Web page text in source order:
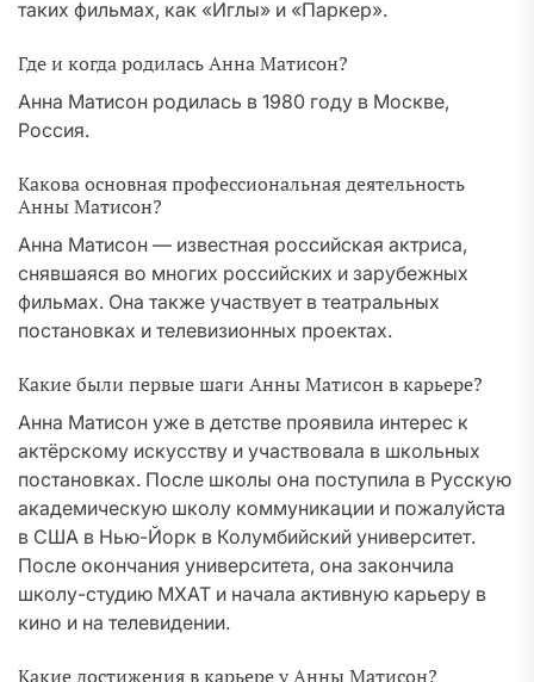
таких фильмах, как «Иглы» и «Паркер».
Где и когда родилась Анна Матисон?
Анна Матисон родилась в 1980 году в Москве,
Россия.
Какова основная профессиональная деятельность
Анны Матисон?
Анна Матисон — известная российская актриса,
снявшаяся во многих российских и зарубежных
фильмах. Она также участвует в театральных
постановках и телевизионных проектах.
Какие были первые шаги Анны Матисон в карьере?
Анна Матисон уже в детстве проявила интерес к
актёрскому искусству и участвовала в школьных
постановках. После школы она поступила в Русскую
академическую школу коммуникации и пожалуйста
в США в Нью-Йорк в Колумбийский университет.
После окончания университета, она закончила
школу-студию МХАТ и начала активную карьеру в
кино и на телевидении.
Какие достижения в карьере у Анны Матисон?